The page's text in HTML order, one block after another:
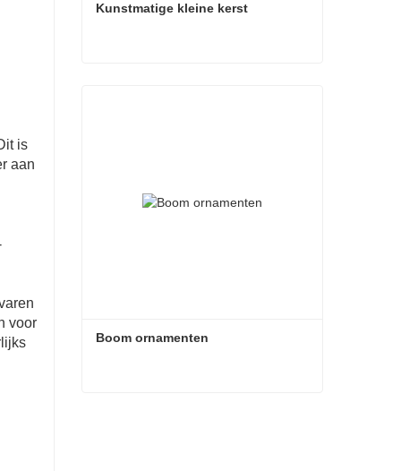
is
aan
voor
Kunstmatige kleine kerst
Boom ornamenten